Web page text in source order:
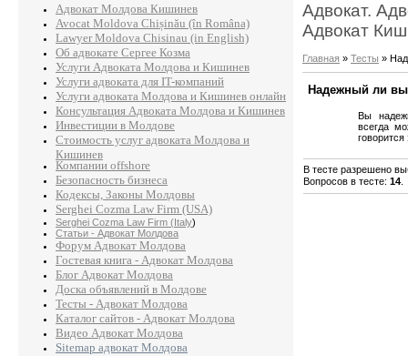
Адвокат Молдова Кишинев
Avocat Moldova Chișinău (în Româna)
Lawyer Moldova Chisinau (in English)
Об адвокате Сергее Козма
Услуги Адвоката Молдова и Кишинев
Услуги адвоката для IT-компаний
Услуги адвоката Молдова и Кишинев онлайн
Консультация Адвоката Молдова и Кишинев
Инвестиции в Молдове
Стоимость услуг адвоката Молдова и
Кишинев
Компании offshore
Безопасность бизнеса
Кодексы, Законы Молдовы
Serghei Cozma Law Firm (USA)
Serghei Cozma Law Firm (Italy)
Статьи - Адвокат Молдова
Форум Адвокат Молдова
Гостевая книга - Адвокат Молдова
Блог Адвокат Молдова
Доска объявлений в Молдове
Тесты - Адвокат Молдова
Каталог сайтов - Адвокат Молдова
Видео Адвокат Молдова
Sitemap адвокат Молдова
Адвокат.
Адвокат
Главная » Тесты »
Надежный ли
Вы
всегда
говорится
В тесте разрешено
Вопросов в тесте: 14